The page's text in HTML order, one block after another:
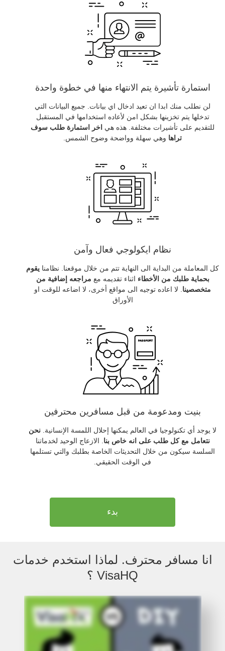
استمارة تأشيرة يتم الانتهاء منها في خطوة واحدة
لن نطلب منك ابدا ان تعيد ادخال اي بيانات. جميع البيانات التي
تدخلها يتم تخزينها بشكل امن لأعاده استخدامها في المستقبل
للتقديم على تأشيرات مختلفة. هذه هي اخر استمارة طلب سوف
تراها وهي سهلة وواضحة وضوح الشمس.
نظام ايكولوجي فعال وآمن
كل المعاملة من البداية الى النهاية تتم من خلال موقعنا. نظامنا يقوم
بحماية طلبك من الأخطاء اثناء تقديمه مع مراجعه إضافية من
متخصصينا . لا اعاده توجيه الى مواقع أخرى، لا اضاعه للوقت او
الأوراق
بنيت ومدعومة من قبل مسافرين محترفين
لا يوجد أي تكنولوجيا في العالم يمكنها إحلال اللمسة الإنسانية. نحن
نتعامل مع كل طلب على انه خاص بنا . الازعاج الوحيد لخدماتنا
السلسة سيكون من خلال التحديثات الخاصة بطلبك والتي تستلمها
في الوقت الحقيقي.
بدء
انا مسافر محترف. لماذا استخدم خدمات
VisaHQ ؟